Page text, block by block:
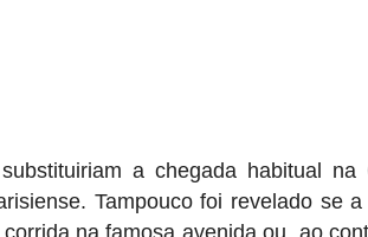
a chegada habitual na
Tampouco foi revelado se
na famosa avenida ou, ao